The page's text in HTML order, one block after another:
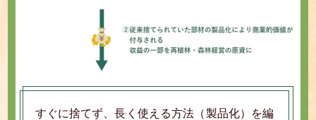
すぐに捨てず、長く使える方法（製品化）を編